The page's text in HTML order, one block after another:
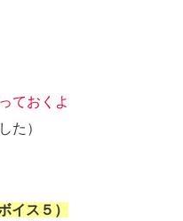
ておくよ
た）
イス５）